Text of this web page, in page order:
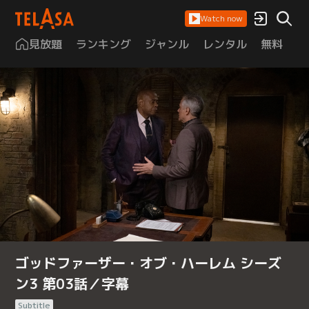
Watch now
見放題 ランキング ジャンル レンタル 無料
ゴッドファーザー・オブ・ハーレム シーズ
ン3 第03話／字幕
Subtitle